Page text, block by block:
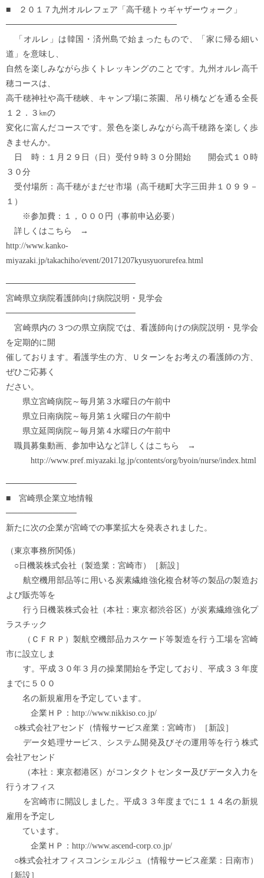
■ ２０１７九州オルレフェア「高千穂トゥギャザーウォーク」
─────────────────────────────
「オルレ」は韓国・済州島で始まったもので、「家に帰る細い
道」を意味し、
自然を楽しみながら歩くトレッキングのことです。九州オルレ高千
穂コースは、
高千穂神社や高千穂峡、キャンプ場に茶園、吊り橋などを通る全長
１２．３㎞の
変化に富んだコースです。景色を楽しみながら高千穂路を楽しく歩
きませんか。
日 時：１月２９日（日）受付９時３０分開始 開会式１０時
３０分
受付場所：高千穂がまだせ市場（高千穂町大字三田井１０９９－
１）
※参加費：１，０００円（事前申込必要）
詳しくはこちら →
http://www.kanko-
miyazaki.jp/takachiho/event/20171207kyusyuorurefea.html
──────────────────────
宮崎県立病院看護師向け病院説明・見学会
──────────────────────
宮崎県内の３つの県立病院では、看護師向けの病院説明・見学会
を定期的に開
催しております。看護学生の方、Ｕターンをお考えの看護師の方、
ぜひご応募く
ださい。
県立宮崎病院～毎月第３水曜日の午前中
県立日南病院～毎月第１火曜日の午前中
県立延岡病院～毎月第４水曜日の午前中
職員募集動画、参加申込など詳しくはこちら →
http://www.pref.miyazaki.lg.jp/contents/org/byoin/nurse/index.html
────────────
■ 宮崎県企業立地情報
────────────
新たに次の企業が宮崎での事業拡大を発表されました。
（東京事務所関係）
○日機装株式会社（製造業：宮崎市）［新設］
航空機用部品等に用いる炭素繊維強化複合材等の製品の製造お
よび販売等を
行う日機装株式会社（本社：東京都渋谷区）が炭素繊維強化プ
ラスチック
（ＣＦＲＰ）製航空機部品カスケード等製造を行う工場を宮崎
市に設立しま
す。平成３０年３月の操業開始を予定しており、平成３３年度
までに５００
名の新規雇用を予定しています。
企業ＨＰ：http://www.nikkiso.co.jp/
○株式会社アセンド（情報サービス産業：宮崎市）［新設］
データ処理サービス、システム開発及びその運用等を行う株式
会社アセンド
（本社：東京都港区）がコンタクトセンター及びデータ入力を
行うオフィス
を宮崎市に開設しました。平成３３年度までに１１４名の新規
雇用を予定し
ています。
企業ＨＰ：http://www.ascend-corp.co.jp/
○株式会社オフィスコンシェルジュ（情報サービス産業：日南市）
［新設］